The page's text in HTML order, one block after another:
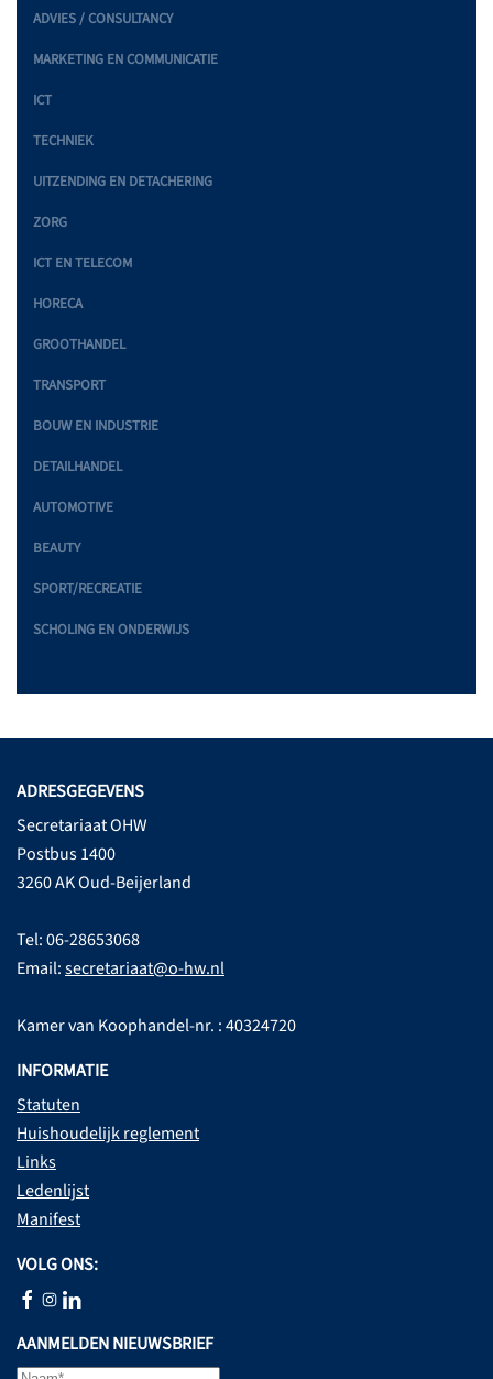
ADVIES / CONSULTANCY
MARKETING EN COMMUNICATIE
ICT
TECHNIEK
UITZENDING EN DETACHERING
ZORG
ICT EN TELECOM
HORECA
GROOTHANDEL
TRANSPORT
BOUW EN INDUSTRIE
DETAILHANDEL
AUTOMOTIVE
BEAUTY
SPORT/RECREATIE
SCHOLING EN ONDERWIJS
ADRESGEGEVENS
Secretariaat OHW
Postbus 1400
3260 AK Oud-Beijerland
Tel: 06-28653068
Email:secretariaat@o-hw.nl
Kamer van Koophandel-nr. : 40324720
INFORMATIE
Statuten
Huishoudelijk reglement
Links
Ledenlijst
Manifest
VOLG ONS:
AANMELDEN NIEUWSBRIEF